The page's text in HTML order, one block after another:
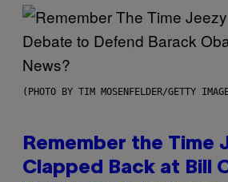
(PHOTO BY TIM MOSENFELDER/GETTY
Remember the Time
Clapped Back at Bill